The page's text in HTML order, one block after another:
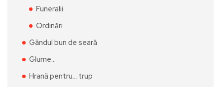
Funeralii
Ordinări
Gândul bun de seară
Glume…
Hrană pentru… trup